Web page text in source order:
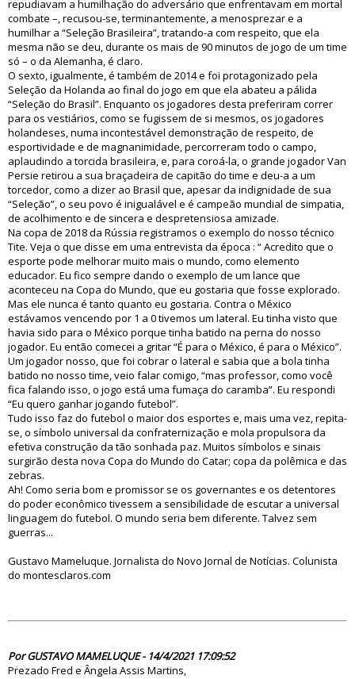
repudiavam a humilhação do adversário que enfrentavam em mortal
combate –, recusou-se, terminantemente, a menosprezar e a
humilhar a “Seleção Brasileira”, tratando-a com respeito, que ela
mesma não se deu, durante os mais de 90 minutos de jogo de um time
só – o da Alemanha, é claro.
O sexto, igualmente, é também de 2014 e foi protagonizado pela
Seleção da Holanda ao final do jogo em que ela abateu a pálida
“Seleção do Brasil”. Enquanto os jogadores desta preferiram correr
para os vestiários, como se fugissem de si mesmos, os jogadores
holandeses, numa incontestável demonstração de respeito, de
esportividade e de magnanimidade, percorreram todo o campo,
aplaudindo a torcida brasileira, e, para coroá-la, o grande jogador Van
Persie retirou a sua braçadeira de capitão do time e deu-a a um
torcedor, como a dizer ao Brasil que, apesar da indignidade de sua
“Seleção”, o seu povo é inigualável e é campeão mundial de simpatia,
de acolhimento e de sincera e despretensiosa amizade.
Na copa de 2018 da Rússia registramos o exemplo do nosso técnico
Tite. Veja o que disse em uma entrevista da época : “ Acredito que o
esporte pode melhorar muito mais o mundo, como elemento
educador. Eu fico sempre dando o exemplo de um lance que
aconteceu na Copa do Mundo, que eu gostaria que fosse explorado.
Mas ele nunca é tanto quanto eu gostaria. Contra o México
estávamos vencendo por 1 a 0 tivemos um lateral. Eu tinha visto que
havia sido para o México porque tinha batido na perna do nosso
jogador. Eu então comecei a gritar “É para o México, é para o México”.
Um jogador nosso, que foi cobrar o lateral e sabia que a bola tinha
batido no nosso time, veio falar comigo, “mas professor, como você
fica falando isso, o jogo está uma fumaça do caramba”. Eu respondi
“Eu quero ganhar jogando futebol”.
Tudo isso faz do futebol o maior dos esportes e, mais uma vez, repita-
se, o símbolo universal da confraternização e mola propulsora da
efetiva construção da tão sonhada paz. Muitos símbolos e sinais
surgirão desta nova Copa do Mundo do Catar; copa da polêmica e das
zebras.
Ah! Como seria bom e promissor se os governantes e os detentores
do poder econômico tivessem a sensibilidade de escutar a universal
linguagem do futebol. O mundo seria bem diferente. Talvez sem
guerras...
Gustavo Mameluque. Jornalista do Novo Jornal de Notícias. Colunista
do montesclaros.com
Por GUSTAVO MAMELUQUE - 14/4/2021 17:09:52
Prezado Fred e Ângela Assis Martins,